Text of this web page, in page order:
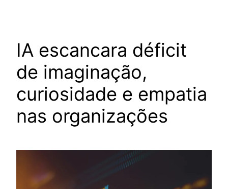
IA escancara déficit
de imaginação,
curiosidade e empatia
nas organizações